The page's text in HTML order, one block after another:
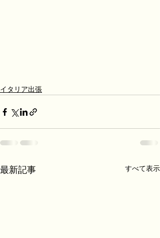
イタリア出張
最新記事 すべて表示